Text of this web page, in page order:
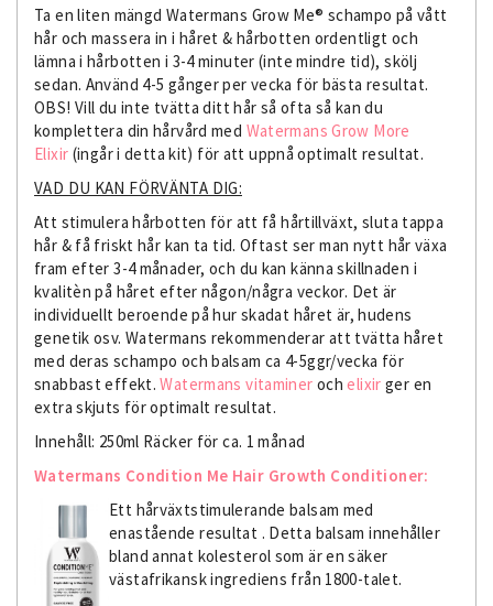
Ta en liten mängd Watermans Grow Me® schampo på vått
hår och massera in i håret & hårbotten ordentligt och
lämna i hårbotten i 3-4 minuter (inte mindre tid), skölj
sedan. Använd 4-5 gånger per vecka för bästa resultat.
OBS! Vill du inte tvätta ditt hår så ofta så kan du
komplettera din hårvård med Watermans Grow More
Elixir (ingår i detta kit) för att uppnå optimalt resultat.
VAD DU KAN FÖRVÄNTA DIG:
Att stimulera hårbotten för att få hårtillväxt, sluta tappa
hår & få friskt hår kan ta tid. Oftast ser man nytt hår växa
fram efter 3-4 månader, och du kan känna skillnaden i
kvalitèn på håret efter någon/några veckor. Det är
individuellt beroende på hur skadat håret är, hudens
genetik osv. Watermans rekommenderar att tvätta håret
med deras schampo och balsam ca 4-5ggr/vecka för
snabbast effekt.Watermans vitaminer ochelixir ger en
extra skjuts för optimalt resultat.
Innehåll: 250ml Räcker för ca. 1 månad
Watermans Condition Me Hair Growth Conditioner:
Ett hårväxtstimulerande balsam med
enastående resultat . Detta balsam innehåller
bland annat kolesterol som är en säker
västafrikansk ingrediens från 1800-talet.